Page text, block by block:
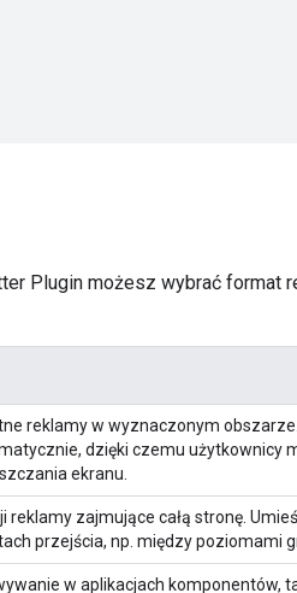
Plugin możesz wybrać format
reklamy w wyznaczonym
dzięki czemu użytkownicy
ekranu.
reklamy zajmujące całą stronę.
przejścia, np. między poziomami
w aplikacjach komponentów,